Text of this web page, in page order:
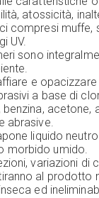
atossicità,
compresi muffe,
UV.
sono
e
a base di
acetone,
abrasive.
liquido
morbido umido.
variazioni di
al prodotto
ed